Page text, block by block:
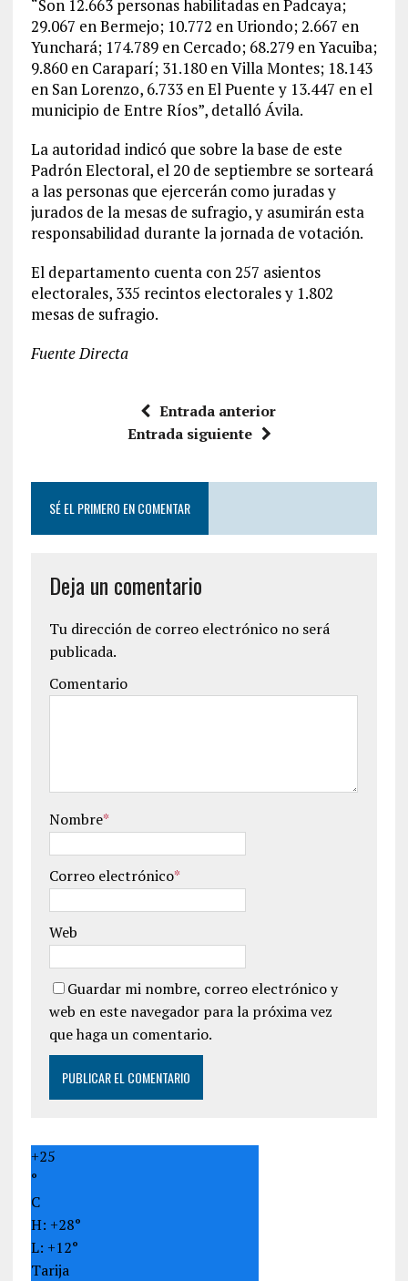
“Son 12.663 personas habilitadas en Padcaya;
29.067 en Bermejo; 10.772 en Uriondo; 2.667 en
Yunchará; 174.789 en Cercado; 68.279 en Yacuiba;
9.860 en Caraparí; 31.180 en Villa Montes; 18.143
en San Lorenzo, 6.733 en El Puente y 13.447 en el
municipio de Entre Ríos”, detalló Ávila.
La autoridad indicó que sobre la base de este
Padrón Electoral, el 20 de septiembre se sorteará
a las personas que ejercerán como juradas y
jurados de la mesas de sufragio, y asumirán esta
responsabilidad durante la jornada de votación.
El departamento cuenta con 257 asientos
electorales, 335 recintos electorales y 1.802
mesas de sufragio.
Fuente Directa
Entrada anterior
Entrada siguiente
SÉ EL PRIMERO EN COMENTAR
Deja un comentario
Tu dirección de correo electrónico no será
publicada.
Comentario
Nombre*
Correo electrónico*
Web
Guardar mi nombre, correo electrónico y
web en este navegador para la próxima vez
que haga un comentario.
+25
°
C
H: +28°
L: +12°
Tarija